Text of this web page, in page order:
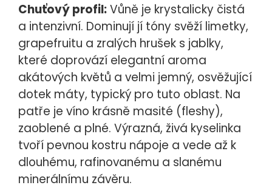
Chuťový profil:Vůně je krystalicky čistá
a intenzivní. Dominují jí tóny svěží limetky,
grapefruitu a zralých hrušek s jablky,
které doprovází elegantní aroma
akátových květů a velmi jemný, osvěžující
dotek máty, typický pro tuto oblast. Na
patře je víno krásně masité (fleshy),
zaoblené a plné. Výrazná, živá kyselinka
tvoří pevnou kostru nápoje a vede až k
dlouhému, rafinovanému a slanému
minerálnímu závěru.